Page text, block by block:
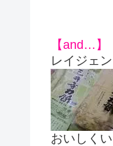
【and…】
レイジェ
おいしく